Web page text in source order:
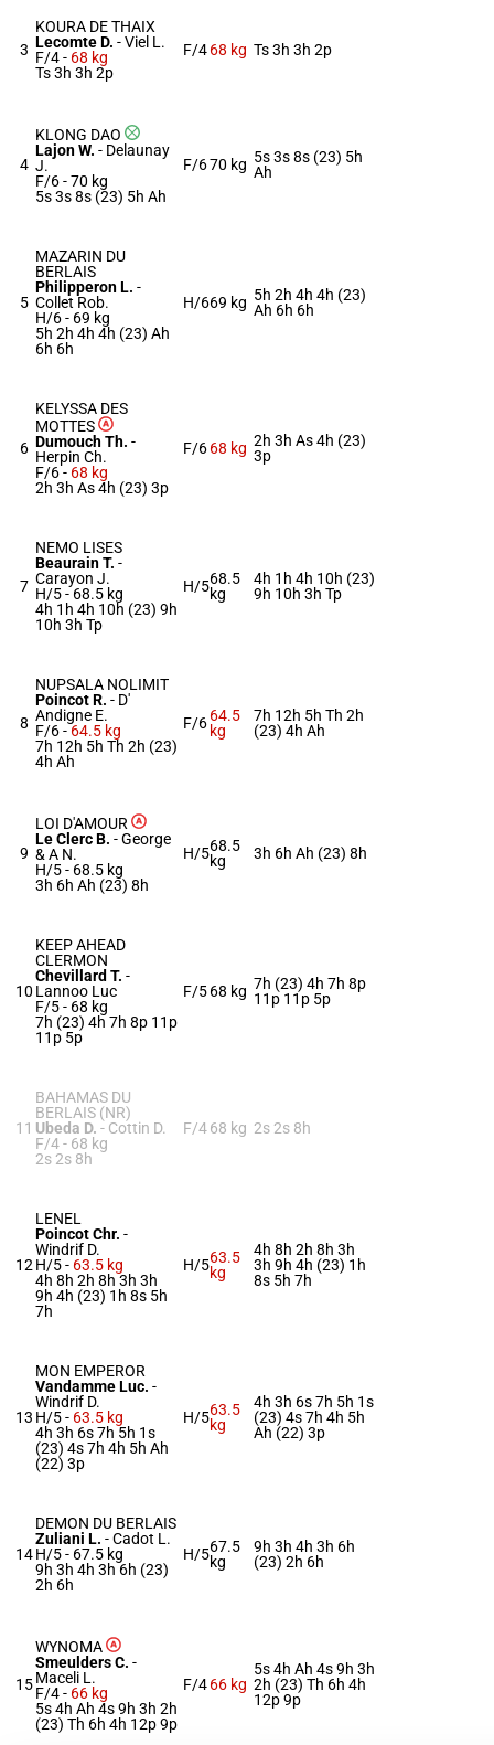
3
KOURA DE THAIX
Lecomte D. -Viel L.
F/4 - 68 kg
Ts 3h 3h 2p
F/468 kg Ts 3h 3h 2p
4
KLONG DAO
Lajon W. - Delaunay
J.
F/6 -70 kg
5s 3s 8s (23) 5h Ah
F/670 kg 5s 3s 8s (23) 5h
Ah
5
MAZARIN DU
BERLAIS
Philipperon L. -
Collet Rob.
H/6 - 69 kg
5h 2h 4h 4h (23) Ah
6h 6h
H/669 kg 5h 2h 4h 4h (23)
Ah 6h 6h
6
KELYSSA DES
MOTTES
Dumouch Th. -
Herpin Ch.
F/6 - 68 kg
2h 3h As 4h (23) 3p
F/668 kg 2h 3h As 4h (23)
3p
7
NEMO LISES
Beaurain T. -
Carayon J.
H/5 - 68.5 kg
4h 1h 4h 10h (23) 9h
10h 3h Tp
H/568.5
kg
4h 1h 4h 10h (23)
9h 10h 3h Tp
8
NUPSALA NOLIMIT
Poincot R. - D'
Andigne E.
F/6 - 64.5 kg
7h 12h 5h Th 2h (23)
4h Ah
F/664.5
kg
7h 12h 5h Th 2h
(23) 4h Ah
9
LOI D'AMOUR
Le Clerc B. -George
& A N.
H/5 - 68.5 kg
3h 6h Ah (23) 8h
H/568.5
kg
3h 6h Ah (23) 8h
10
KEEP AHEAD
CLERMON
Chevillard T. -
Lannoo Luc
F/5 - 68 kg
7h (23) 4h 7h 8p 11p
11p 5p
F/568 kg 7h (23) 4h 7h 8p
11p 11p 5p
11
BAHAMAS DU
BERLAIS (NR)
Ubeda D. - Cottin D.
F/4 - 68 kg
2s 2s 8h
F/468 kg 2s 2s 8h
12
LENEL
Poincot Chr. -
Windrif D.
H/5 - 63.5 kg
4h 8h 2h 8h 3h 3h
9h 4h (23) 1h 8s 5h
7h
H/563.5
kg
4h 8h 2h 8h 3h
3h 9h 4h (23) 1h
8s 5h 7h
13
MON EMPEROR
Vandamme Luc. -
Windrif D.
H/5 - 63.5 kg
4h 3h 6s 7h 5h 1s
(23) 4s 7h 4h 5h Ah
(22) 3p
H/563.5
kg
4h 3h 6s 7h 5h 1s
(23) 4s 7h 4h 5h
Ah (22) 3p
14
DEMON DU BERLAIS
Zuliani L. -Cadot L.
H/5 - 67.5 kg
9h 3h 4h 3h 6h (23)
2h 6h
H/567.5
kg
9h 3h 4h 3h 6h
(23) 2h 6h
15
WYNOMA
Smeulders C. -
Maceli L.
F/4 - 66 kg
5s 4h Ah 4s 9h 3h 2h
(23) Th 6h 4h 12p 9p
F/466 kg
5s 4h Ah 4s 9h 3h
2h (23) Th 6h 4h
12p 9p